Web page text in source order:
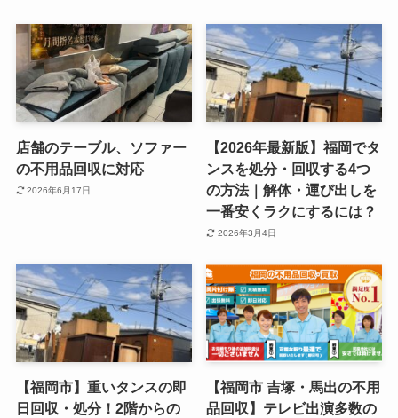
店舗のテーブル、ソファー
の不用品回収に対応
2026年6月17日
【2026年最新版】福岡でタ
ンスを処分・回収する4つ
の方法｜解体・運び出しを
一番安くラクにするには？
2026年3月4日
【福岡市】重いタンスの即
日回収・処分！2階からの
【福岡市 吉塚・馬出の不用
品回収】テレビ出演多数の